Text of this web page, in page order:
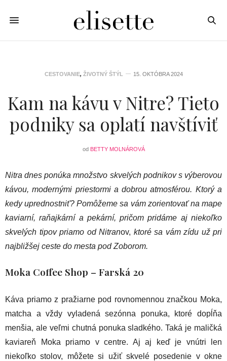
CESTOVANIE, ŽIVOTNÝ ŠTÝL 15. OKTÓBRA 2024
Kam na kávu v Nitre? Tieto
podniky sa oplatí navštíviť
od BETTY MOLNÁROVÁ
Nitra dnes ponúka množstvo skvelých podnikov s výberovou
kávou, modernými priestormi a dobrou atmosférou. Ktorý a
kedy uprednostniť? Pomôžeme sa vám zorientovať na mape
kaviarní, raňajkární a pekární, pričom pridáme aj niekoľko
skvelých tipov priamo od Nitranov, ktoré sa vám zídu už pri
najbližšej ceste do mesta pod Zoborom.
Moka Coffee Shop – Farská 20
Káva priamo z pražiarne pod rovnomennou značkou Moka,
matcha a vždy vyladená sezónna ponuka, ktoré dopĺňa
menšia, ale veľmi chutná ponuka sladkého. Taká je maličká
kaviareň Moka priamo v centre. Aj aj keď je vnútri len
niekoľko stolov, môžete si užiť skvelé posedenie v okne